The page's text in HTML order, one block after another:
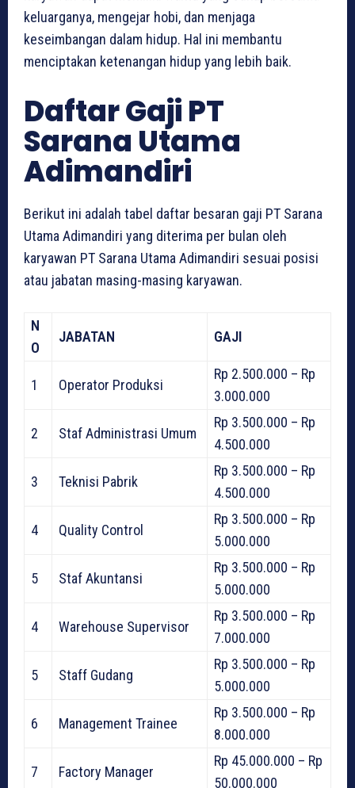
keluarganya, mengejar hobi, dan menjaga
keseimbangan dalam hidup. Hal ini membantu
menciptakan ketenangan hidup yang lebih baik.
Daftar Gaji PT
Sarana Utama
Adimandiri
Berikut ini adalah tabel daftar besaran gaji PT Sarana
Utama Adimandiri yang diterima per bulan oleh
karyawan PT Sarana Utama Adimandiri sesuai posisi
atau jabatan masing-masing karyawan.
N
O
JABATAN GAJI
1 Operator Produksi
Rp 2.500.000 – Rp
3.000.000
2 Staf Administrasi Umum
Rp 3.500.000 – Rp
4.500.000
3 Teknisi Pabrik
Rp 3.500.000 – Rp
4.500.000
4 Quality Control
Rp 3.500.000 – Rp
5.000.000
5 Staf Akuntansi
Rp 3.500.000 – Rp
5.000.000
4 Warehouse Supervisor
Rp 3.500.000 – Rp
7.000.000
5 Staff Gudang
Rp 3.500.000 – Rp
5.000.000
6 Management Trainee
Rp 3.500.000 – Rp
8.000.000
7 Factory Manager
Rp 45.000.000 – Rp
50.000.000